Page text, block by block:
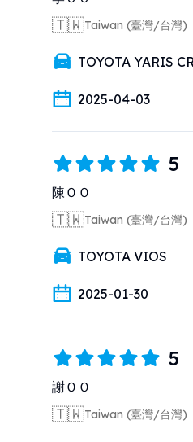
🇹🇼Taiwan (臺灣/台灣)
TOYOTA YARIS
2025-04-03
5
陳ＯＯ
🇹🇼Taiwan (臺灣/台灣)
TOYOTA VIOS
2025-01-30
5
謝ＯＯ
🇹🇼Taiwan (臺灣/台灣)